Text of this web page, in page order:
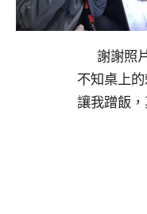
謝謝照
不知桌上
讓我蹭飯，